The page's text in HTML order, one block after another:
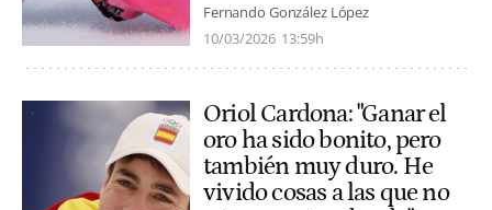
Fernando González López
10/03/2026 13:59h
Oriol Cardona: "Ganar el
oro ha sido bonito, pero
también muy duro. He
vivido cosas a las que no